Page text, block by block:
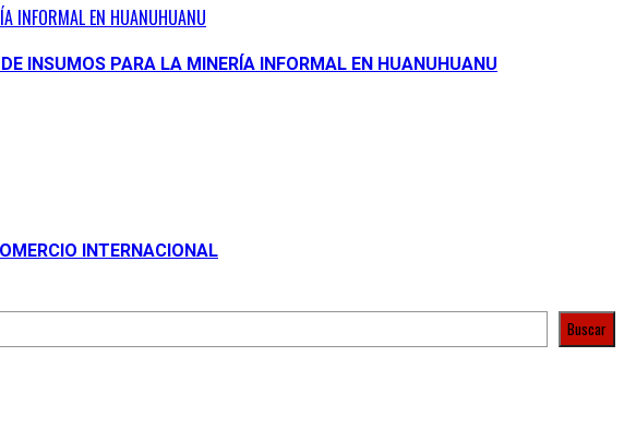
INFORMAL EN HUANUHUANU
INSUMOS PARA LA MINERÍA INFORMAL EN HUANUHUANU
INTERNACIONAL
Buscar